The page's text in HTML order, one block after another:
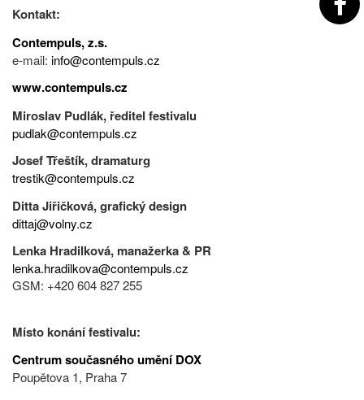
Kontakt:
Contempuls, z.s.
e-mail: info@contempuls.cz
www.contempuls.cz
Miroslav Pudlák, ředitel festivalu
pudlak@contempuls.cz
Josef Třeštík, dramaturg
trestik@contempuls.cz
Ditta Jiřičková, grafický design
dittaj@volny.cz
Lenka Hradilková, manažerka & PR
lenka.hradilkova@contempuls.cz
GSM: +420 604 827 255
Místo konání festivalu:
Centrum současného umění DOX
Poupětova 1, Praha 7